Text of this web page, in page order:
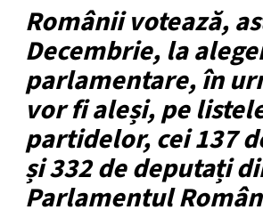
Românii votează,
Decembrie, la
parlamentare, în
vor fi aleși, pe
partidelor, cei 137
și 332 de deputați
Parlamentul